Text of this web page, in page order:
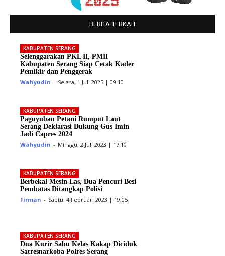
BERITA TERKAIT
KABUPATEN SERANG
Selenggarakan PKL II, PMII
Kabupaten Serang Siap Cetak Kader
Pemikir dan Penggerak
Wahyudin - Selasa, 1 Juli 2025 | 09:10
KABUPATEN SERANG
Paguyuban Petani Rumput Laut
Serang Deklarasi Dukung Gus Imin
Jadi Capres 2024
Wahyudin - Minggu, 2 Juli 2023 | 17:10
KABUPATEN SERANG
Berbekal Mesin Las, Dua Pencuri Besi
Pembatas Ditangkap Polisi
Firman - Sabtu, 4 Februari 2023 | 19:05
KABUPATEN SERANG
Dua Kurir Sabu Kelas Kakap Diciduk
Satresnarkoba Polres Serang